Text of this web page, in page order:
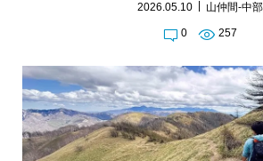
2026.05.10 山仲間-中部
0 257